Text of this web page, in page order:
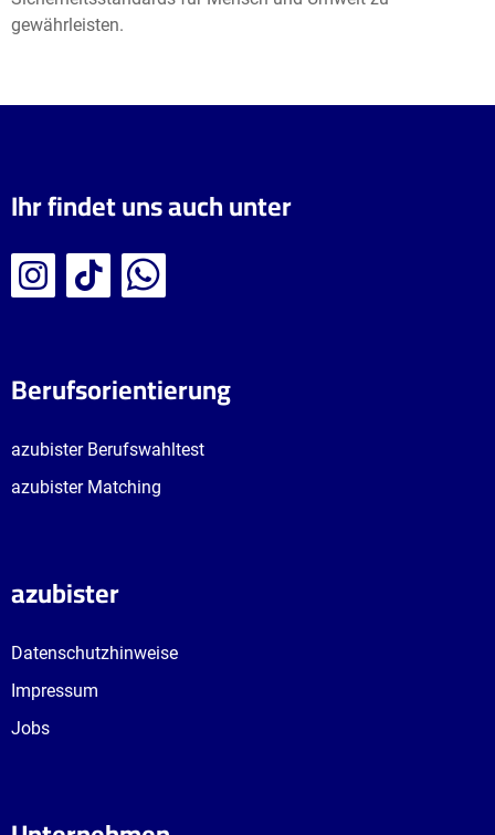
gewährleisten.
Ihr findet uns auch unter
Berufsorientierung
azubister Berufswahltest
azubister Matching
azubister
Datenschutzhinweise
Impressum
Jobs